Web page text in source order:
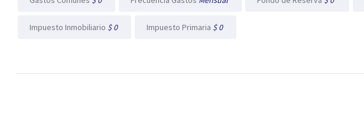
Impuesto Inmobiliario $ 0 Impuesto Primaria $ 0